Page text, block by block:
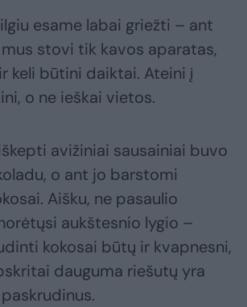
esame labai griežti – ant
stovi tik kavos aparatas,
keli būtini daiktai. Ateini į
o ne ieškai vietos.
avižiniai sausainiai buvo
o ant jo barstomi
Aišku, ne pasaulio
aukštesnio lygio –
kokosai būtų ir kvapnesni,
dauguma riešutų yra